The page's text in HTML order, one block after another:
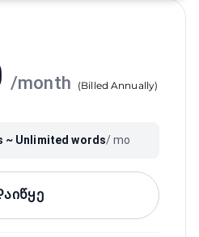
/month (Billed Annually)
~ Unlimited words/ mo